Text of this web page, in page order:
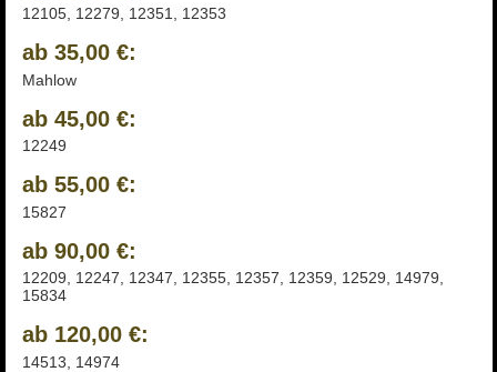
12105, 12279, 12351, 12353
ab 35,00 €:
Mahlow
ab 45,00 €:
12249
ab 55,00 €:
15827
ab 90,00 €:
12209, 12247, 12347, 12355, 12357, 12359, 12529, 14979,
15834
ab 120,00 €:
14513, 14974